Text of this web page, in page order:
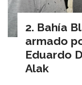
Bahía
armado
Eduardo
Alak